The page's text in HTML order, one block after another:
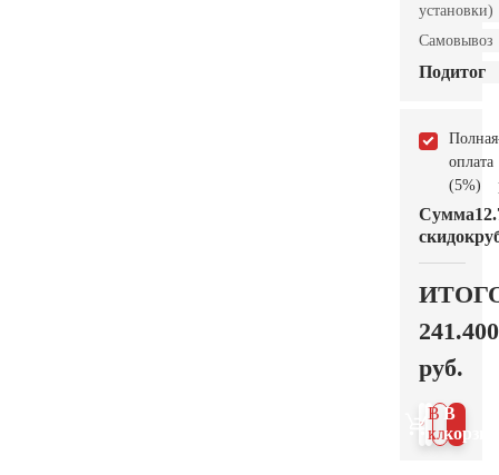
установки)
Самовывоз
Подитог
Полная
оплата
(5%)
Сумма
скидок
241.400
руб.
В
В 1
клик